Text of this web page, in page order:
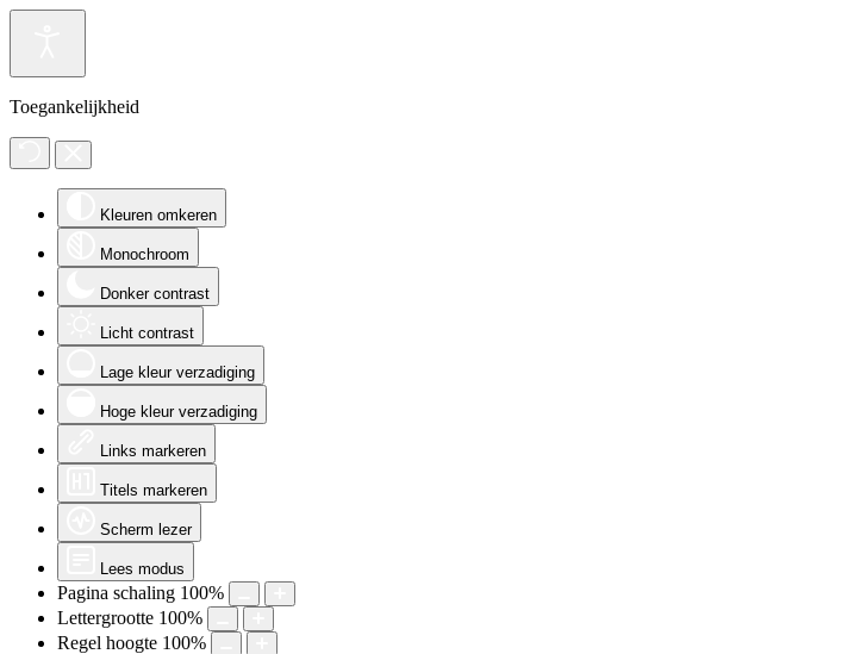
Toegankelijkheid
Kleuren omkeren
Monochroom
Donker contrast
Licht contrast
Lage kleur verzadiging
Hoge kleur verzadiging
Links markeren
Titels markeren
Scherm lezer
Lees modus
Pagina schaling 100%
Lettergrootte 100%
Regel hoogte 100%